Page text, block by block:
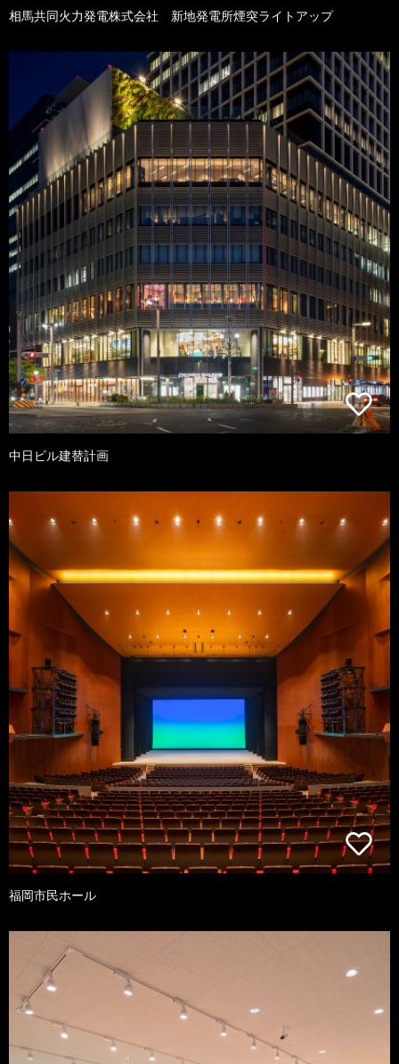
相馬共同火力発電株式会社 新地発電所煙突ライトアップ
中日ビル建替計画
福岡市民ホール